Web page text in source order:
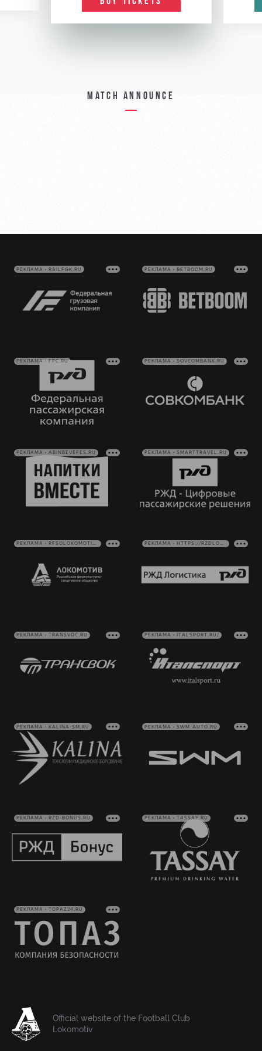
Match announce
РЕКЛАМА • RAILFGK.RU РЕКЛАМА • BETBOOM.RU
РЕКЛАМА • FPC.RU РЕКЛАМА • SOVCOMBANK.RU
РЕКЛАМА • ABINBEVEFES.RU РЕКЛАМА • SMARTTRAVEL.RU
РЕКЛАМА • RFSOLOKOMOTIV.RU РЕКЛАМА • HTTPS://RZDLOG.RU/
РЕКЛАМА • TRANSVOC.RU РЕКЛАМА • ITALSPORT.RU/
РЕКЛАМА • KALINA-SM.RU РЕКЛАМА • SWM-AUTO.RU
РЕКЛАМА • RZD-BONUS.RU РЕКЛАМА • TASSAY.RU
РЕКЛАМА • TOPAZ24.RU
Official website of the Football Club
Lokomotiv